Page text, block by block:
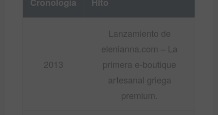
2013
Lanzamiento de
elenianna.com – La
primera e-boutique
artesanal griega
premium.